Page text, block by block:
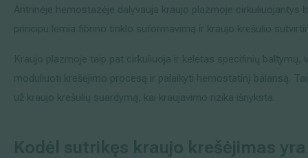
Antrinėje hemostazėje dalyvauja kraujo plazmoje cirkuliuojantys
principu lemia fibrino tinklo suformavimą ir kraujo krešulio
Kraujo plazmoje taip pat cirkuliuoja ir keletas specifinių
moduliuoti krešėjimo procesą ir palaikyti hemostatinį balansą.
už kraujo krešulių suardymą, kai kraujavimo rizika išnyksta.
Kodėl sutrikęs kraujo krešėjimas